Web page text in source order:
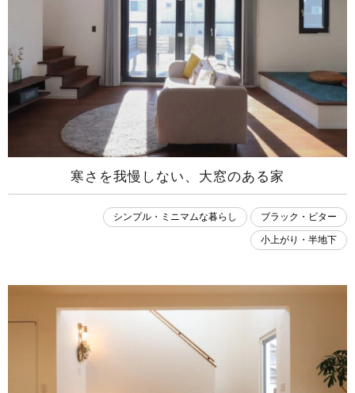
寒さを我慢しない、大窓のある家
シンプル・ミニマムな暮らし ブラック・ビター
小上がり・半地下